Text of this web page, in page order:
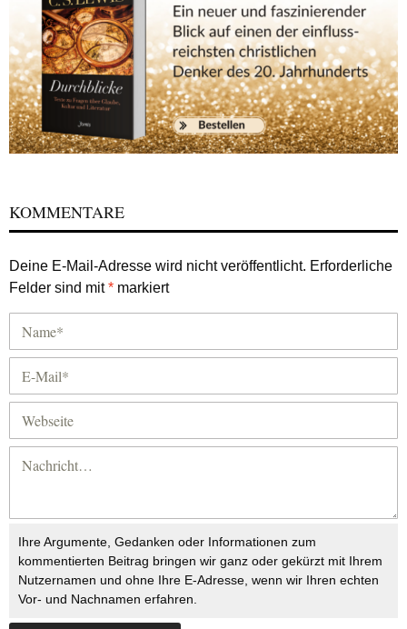
KOMMENTARE
Deine E-Mail-Adresse wird nicht veröffentlicht. Erforderliche
Felder sind mit* markiert
Ihre Argumente, Gedanken oder Informationen zum
kommentierten Beitrag bringen wir ganz oder gekürzt mit Ihrem
Nutzernamen und ohne Ihre E-Adresse, wenn wir Ihren echten
Vor- und Nachnamen erfahren.